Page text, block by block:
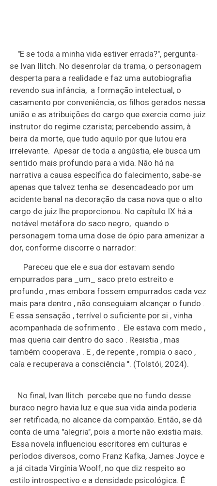
"E se toda a minha vida estiver errada?", pergunta-
se Ivan Ilitch. No desenrolar da trama, o personagem
desperta para a realidade e faz uma autobiografia
revendo sua infância, a formação intelectual, o
casamento por conveniência, os filhos gerados nessa
união e as atribuições do cargo que exercia como juiz
instrutor do regime czarista; percebendo assim, à
beira da morte, que tudo aquilo por que lutou era
irrelevante. Apesar de toda a angústia, ele busca um
sentido mais profundo para a vida. Não há na
narrativa a causa específica do falecimento, sabe-se
apenas que talvez tenha se desencadeado por um
acidente banal na decoração da casa nova que o alto
cargo de juiz lhe proporcionou. No capítulo IX há a
notável metáfora do saco negro, quando o
personagem toma uma dose de ópio para amenizar a
dor, conforme discorre o narrador:
Pareceu que ele e sua dor estavam sendo
empurrados para _um_ saco preto estreito e
profundo , mas embora fossem empurrados cada vez
mais para dentro , não conseguiam alcançar o fundo .
E essa sensação , terrível o suficiente por si , vinha
acompanhada de sofrimento . Ele estava com medo ,
mas queria cair dentro do saco . Resistia , mas
também cooperava . E , de repente , rompia o saco ,
caía e recuperava a consciência ". (Tolstói, 2024).
No final, Ivan Ilitch percebe que no fundo desse
buraco negro havia luz e que sua vida ainda poderia
ser retificada, no alcance da compaixão. Então, se dá
conta de uma "alegria", pois a morte não existia mais.
Essa novela influenciou escritores em culturas e
períodos diversos, como Franz Kafka, James Joyce e
a já citada Virgínia Woolf, no que diz respeito ao
estilo introspectivo e a densidade psicológica. É